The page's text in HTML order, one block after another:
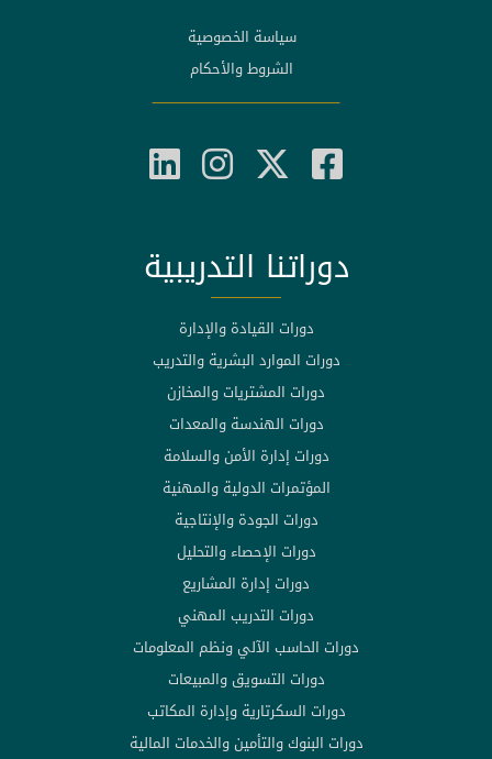
سياسة الخصوصية
الشروط والأحكام
دوراتنا التدريبية
دورات القيادة والإدارة
دورات الموارد البشرية والتدريب
دورات المشتريات والمخازن
دورات الهندسة والمعدات
دورات إدارة الأمن والسلامة
المؤتمرات الدولية والمهنية
دورات الجودة والإنتاجية
دورات الإحصاء والتحليل
دورات إدارة المشاريع
دورات التدريب المهني
دورات الحاسب الآلي ونظم المعلومات
دورات التسويق والمبيعات
دورات السكرتارية وإدارة المكاتب
دورات البنوك والتأمين والخدمات المالية